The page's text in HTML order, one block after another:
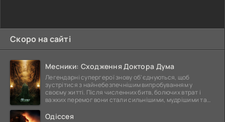
Скоро на сайті
Месники: Сходження Доктора Дума
Легендарні супергерої знову об'єднуються, щоб
зустрітися з найнебезпечнішим випробуванням у
своєму житті. Після численних битв, болючих втрат і
важких перемог вони стали сильнішими, мудрішими та
Одіссея